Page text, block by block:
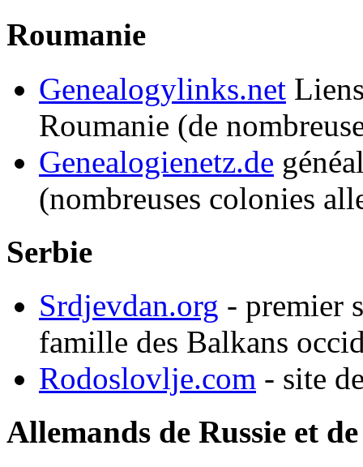
Roumanie
Genealogylinks.net
Roumanie (de
Genealogienetz.de
(nombreuses colonies
Serbie
Srdjevdan.org - premier
famille des Balkans
Rodoslovlje.com - site
Allemands de Russie et